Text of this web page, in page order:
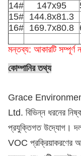
14# 147x95
15# 144.8x81.3
16# 169.7x80.8
মন্তব্য: আকারটি সম্পূর্ণ
কোম্পানির তথ্য
Grace
Ltd. বিভিন্ন ধরনের
প্রযুক্তিগত উদ্যোগ।
VOC প্রক্রিয়াকরণের